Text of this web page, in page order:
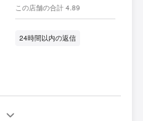
この店舗の合計 4.89
24時間以内の返信